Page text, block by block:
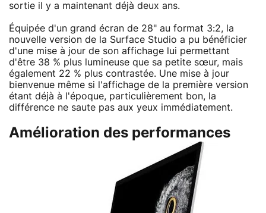
sortie il y a maintenant déjà deux ans.
Équipée d'un grand écran de 28" au format 3:2, la
nouvelle version de la Surface Studio a pu bénéficier
d'une mise à jour de son affichage lui permettant
d'être 38 % plus lumineuse que sa petite sœur, mais
également 22 % plus contrastée. Une mise à jour
bienvenue même si l'affichage de la première version
étant déjà à l'époque, particulièrement bon, la
différence ne saute pas aux yeux immédiatement.
Amélioration des performances